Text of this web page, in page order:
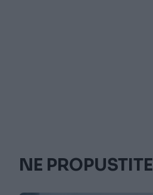
NE PROPUSTITE